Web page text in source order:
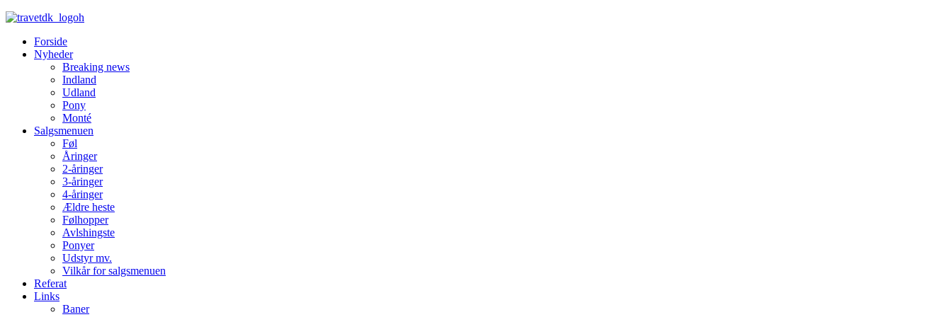
Forside
Nyheder
Breaking news
Indland
Udland
Pony
Monté
Salgsmenuen
Føl
Åringer
2-åringer
3-åringer
4-åringer
Ældre heste
Følhopper
Avlshingste
Ponyer
Udstyr mv.
Vilkår for salgsmenuen
Referat
Links
Baner